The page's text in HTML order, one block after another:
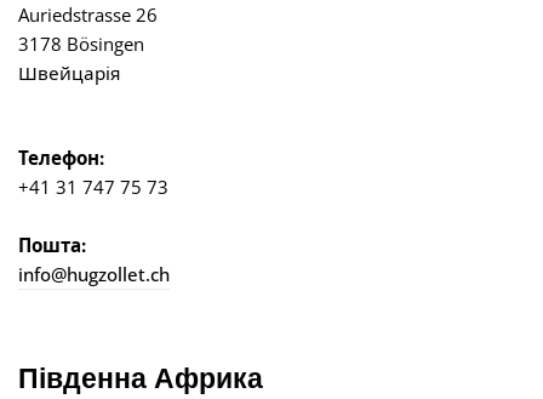
Auriedstrasse 26
3178 Bösingen
Швейцарія
Телефон:
+41 31 747 75 73
Пошта:
info@hugzollet.ch
Південна Африка